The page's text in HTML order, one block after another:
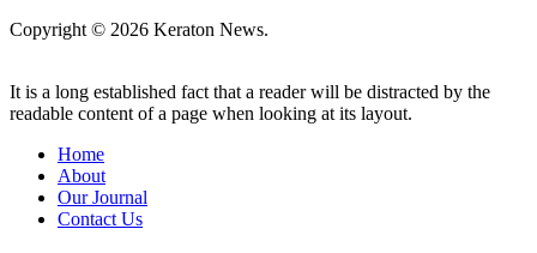
Copyright © 2026 Keraton News.
It is a long established fact that a reader will be distracted by the
readable content of a page when looking at its layout.
Home
About
Our Journal
Contact Us